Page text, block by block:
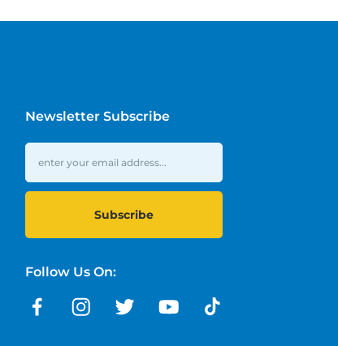
Newsletter Subscribe
Subscribe
Follow Us On: